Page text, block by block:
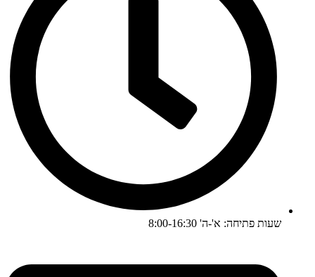
שעות פתיחה: א'-ה' 8:00-16:30